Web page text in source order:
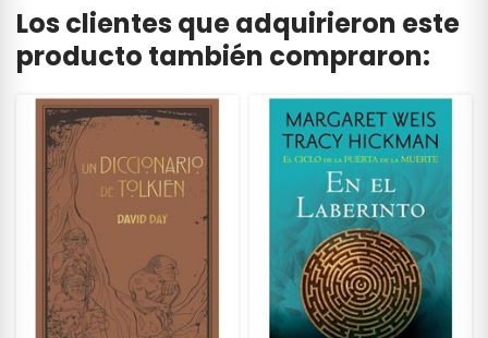
Los clientes que adquirieron este
producto también compraron: